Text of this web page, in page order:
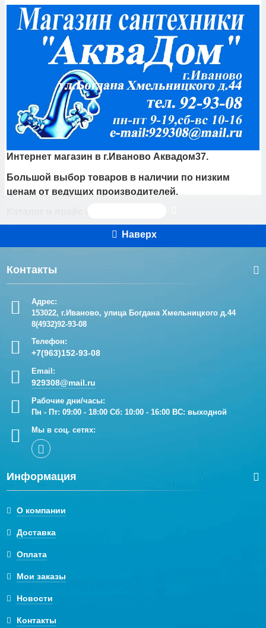
Интернет магазин в г.Иваново Аквадом37.
Большой выбор товаров в наличии по низким
ценам от ведущих производителей.
Купить товары инженерной сантехники,
канализации, газовые котлы, счетчики воды,
для скважины и колодца, циркуляционные насосы,
смесители, шланги, лейки душевые, акриловые и
стальные ванны и многое другое.
Удобный поиск по сайту и консультации наших
сотрудников.
Помощь с выбором специалистов по монтажу
водоснабжения, отопления, теплого пола,
сантехники, установка ванн и душевых кабин.
закупке материала.
Наверх
Контакты
Адрес:
153022, г.Иваново, улица Богдана Хмельницкого д.44
8(4932)92-93-08
Телефон:
+7(963)152-93-08
Email:
929308@mail.ru
Рабочие дни/часы:
Пн - Пт: 09:00 - 18:00 Сб: 10:00 - 16:00 ВС: выходной
Мы в соц. сетях:
Информация
О компании
Доставка
Оплата
Мои заказы
Новости
Контакты